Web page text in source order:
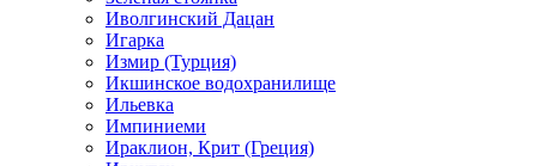
Иволгинский Дацан
Игарка
Измир (Турция)
Икшинское водохранилище
Ильевка
Импиниеми
Ираклион, Крит (Греция)